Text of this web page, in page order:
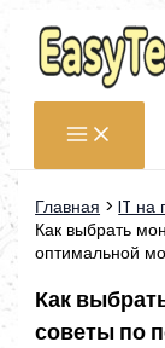
Перейти
содержимому
Главная
IT на
Как выбрать
оптимальной
Как
советы по